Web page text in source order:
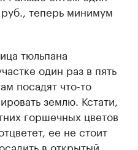
теперь минимум
тюльпана
один раз в пять
посадят что-то
землю. Кстати,
горшечных цветов
ее не стоит
в открытый